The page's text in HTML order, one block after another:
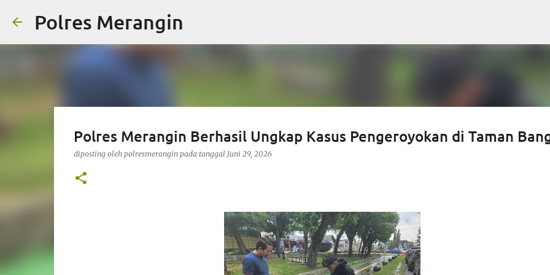
Polres Merangin
Polres Merangin Berhasil Ungkap Kasus Pengeroyokan di Taman
diposting oleh polresmerangin pada tanggal Juni 29, 2026